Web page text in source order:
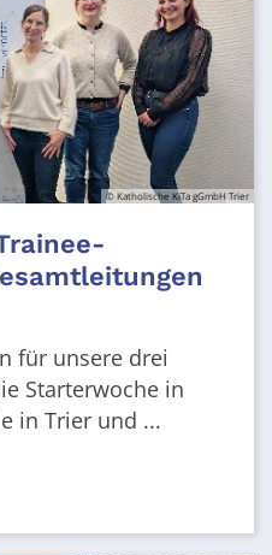
© Katholische KiTa gGmbH Trier
für unsere drei
Starterwoche in
in Trier und ...